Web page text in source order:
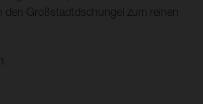
den Großstadtdschungel zum reinen